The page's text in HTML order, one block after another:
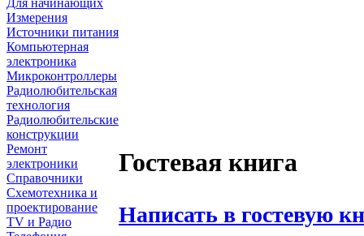
Для начинающих
Измерения
Источники питания
Компьютерная
электроника
Микроконтроллеры
Радиолюбительская
технология
Радиолюбительские
конструкции
Ремонт
электроники
Справочники
Схемотехника и
проектирование
TV и Радио
Гостевая книга
Написать в гостевую